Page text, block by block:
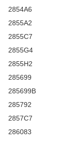
2854A6
2855A2
2855C7
2855G4
2855H2
285699
285699B
285792
2857C7
286083